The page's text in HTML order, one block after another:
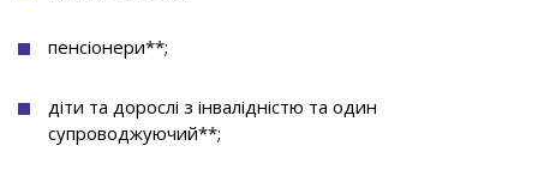
пенсіонери**;
діти та дорослі з інвалідністю та один
супроводжуючий**;